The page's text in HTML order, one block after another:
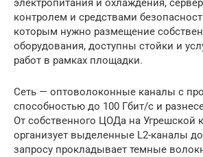
электропитания и охлаждения,
контролем и средствами
которым нужно размещение
оборудования, доступны стойки и
работ в рамках площадки.
Сеть — оптоволоконные каналы с
способностью до 100 Гбит/с и
От собственного ЦОДа на Угрешской
организует выделенные L2-каналы
запросу прокладывает темные